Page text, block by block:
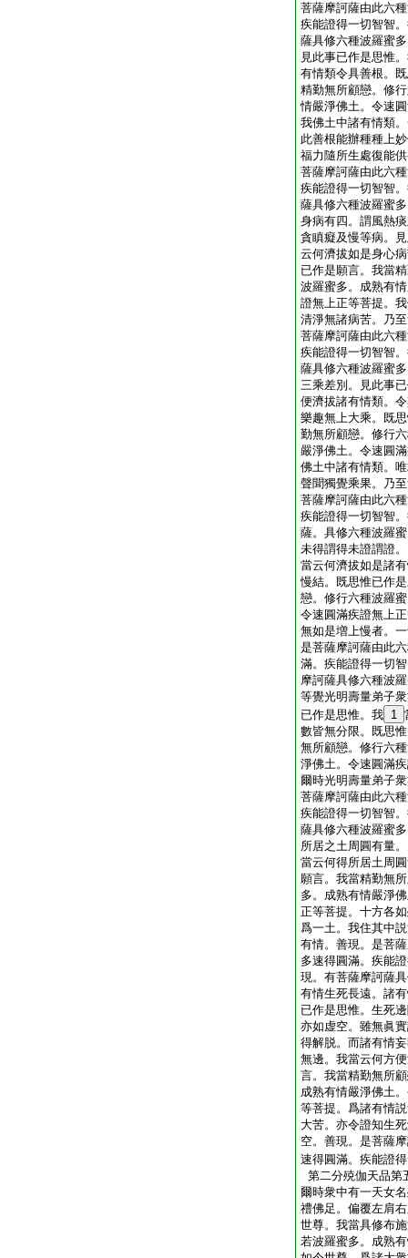
菩薩摩訶薩由此六
疾能證得一切智智
薩具修六種波羅蜜
見此事已作是思惟
有情類令具善根。
精勤無所顧戀。修
情嚴淨佛土。令速
我佛土中諸有情類
此善根能辦種種上
福力隨所生處復能
菩薩摩訶薩由此六
疾能證得一切智智
薩具修六種波羅蜜
身病有四。謂風熱
貪瞋癡及慢等病。
云何濟拔如是身心
已作是願言。我當
波羅蜜多。成熟有
證無上正等菩提。
清淨無諸病苦。乃
菩薩摩訶薩由此六
疾能證得一切智智
薩具修六種波羅蜜
三乘差別。見此事
便濟拔諸有情類。
樂趣無上大乘。既
勤無所顧戀。修行
嚴淨佛土。令速圓
佛土中諸有情類。
聲聞獨覺乘果。乃
菩薩摩訶薩由此六
疾能證得一切智智
薩。具修六種波羅
未得謂得未證謂證
當云何濟拔如是諸
慢結。既思惟已作
戀。修行六種波羅
令速圓滿疾證無上
無如是増上慢者。
是菩薩摩訶薩由此
滿。疾能證得一切
摩訶薩具修六種波
等覺光明壽量弟子
已作是思惟。我 1
數皆無分限。既思
無所顧戀。修行六
淨佛土。令速圓滿
爾時光明壽量弟子
菩薩摩訶薩由此六
疾能證得一切智智
薩具修六種波羅蜜
所居之土周圓有量
當云何得所居土周
願言。我當精勤無
多。成熟有情嚴淨
正等菩提。十方各
爲一土。我住其中
有情。善現。是菩
多速得圓滿。疾能
現。有菩薩摩訶薩
有情生死長遠。諸
已作是思惟。生死
亦如虚空。雖無眞
得解脱。而諸有情
無邊。我當云何方
言。我當精勤無所
成熟有情嚴淨佛土
等菩提。爲諸有情
大苦。亦令證知生
空。善現。是菩薩
速得圓滿。疾能證
第二分殑伽天品第
爾時衆中有一天女
禮佛足。偏覆左肩
世尊。我當具修布
若波羅蜜多。成熟